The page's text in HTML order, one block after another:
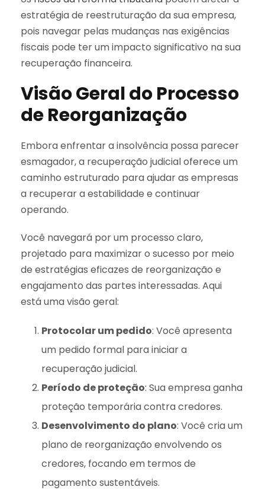
estratégia de reestruturação da sua empresa,
pois navegar pelas mudanças nas exigências
fiscais pode ter um impacto significativo na sua
recuperação financeira.
Visão Geral do Processo
de Reorganização
Embora enfrentar a insolvência possa parecer
esmagador, a recuperação judicial oferece um
caminho estruturado para ajudar as empresas
a recuperar a estabilidade e continuar
operando.
Você navegará por um processo claro,
projetado para maximizar o sucesso por meio
de estratégias eficazes de reorganização e
engajamento das partes interessadas. Aqui
está uma visão geral:
Protocolar um pedido: Você apresenta
um pedido formal para iniciar a
recuperação judicial.
Período de proteção: Sua empresa ganha
proteção temporária contra credores.
Desenvolvimento do plano: Você cria um
plano de reorganização envolvendo os
credores, focando em termos de
pagamento sustentáveis.